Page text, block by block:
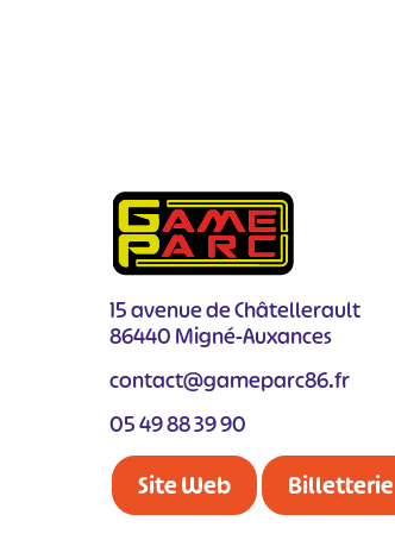
15 avenue de Châtellerault
86440 Migné-Auxances
contact@gameparc86.fr
05 49 88 39 90
Site Web Billetterie